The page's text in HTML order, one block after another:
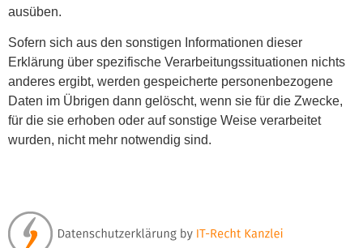
ausüben.
Sofern sich aus den sonstigen Informationen dieser
Erklärung über spezifische Verarbeitungssituationen nichts
anderes ergibt, werden gespeicherte personenbezogene
Daten im Übrigen dann gelöscht, wenn sie für die Zwecke,
für die sie erhoben oder auf sonstige Weise verarbeitet
wurden, nicht mehr notwendig sind.